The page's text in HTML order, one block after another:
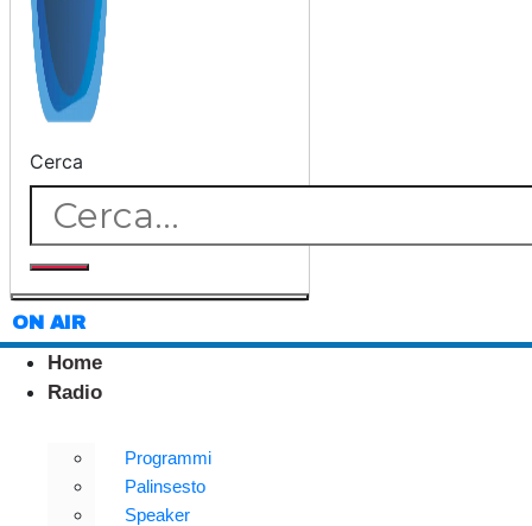
Cerca
ON AIR
Home
Radio
Programmi
Palinsesto
Speaker